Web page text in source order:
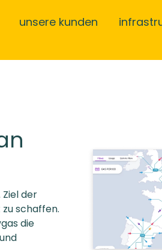
unsere kunden
der
schaffen.
die